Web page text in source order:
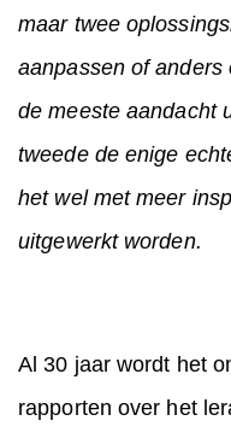
maar twee
aanpassen of
de meeste aandacht
tweede de enige
het wel met meer
uitgewerkt worden.
Al 30 jaar wordt het
rapporten over het